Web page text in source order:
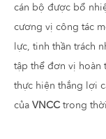
cán bộ được bổ
cương vị công tác
lực, tinh thần trách
tập thể đơn vị hoàn
thực hiện thắng lợi
của VNCC trong